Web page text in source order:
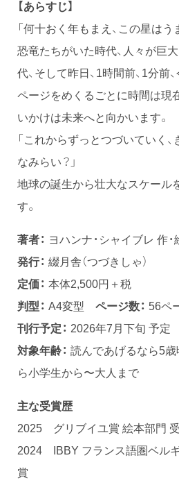
【あらすじ】
「何十おく年もまえ、この星はう
恐竜たちがいた時代、人々が巨
代、そして昨日、1時間前、1分前
ページをめくるごとに時間は現
いかけは未来へと向かいます。
「これからずっとつづいていく
なみらい？」
地球の誕生から壮大なスケール
す。
著者： ヨハンナ・シャイブレ 作・
発行： 綴月舎（つづきしゃ）
定価： 本体2,500円＋税
判型： A4変型 ページ数： 56ペ
刊行予定： 2026年7月下旬 予定
対象年齢： 読んであげるなら5歳
ら小学生から〜大人まで
主な受賞歴
2025 グリブイユ賞 絵本部門
2024 IBBY フランス語圏ベル
賞